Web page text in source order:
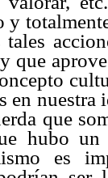
tales
que
en
que
hubo
es